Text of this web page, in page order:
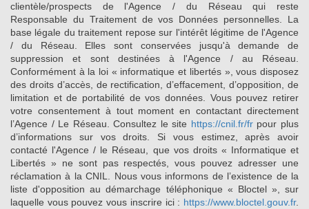
clientèle/prospects de l'Agence / du Réseau qui reste
Responsable du Traitement de vos Données personnelles. La
base légale du traitement repose sur l'intérêt légitime de l'Agence
/ du Réseau. Elles sont conservées jusqu'à demande de
suppression et sont destinées à l'Agence / au Réseau.
Conformément à la loi « informatique et libertés », vous disposez
des droits d’accès, de rectification, d’effacement, d’opposition, de
limitation et de portabilité de vos données. Vous pouvez retirer
votre consentement à tout moment en contactant directement
l’Agence / Le Réseau. Consultez le site https://cnil.fr/frpour plus
d’informations sur vos droits. Si vous estimez, après avoir
contacté l'Agence / le Réseau, que vos droits « Informatique et
Libertés » ne sont pas respectés, vous pouvez adresser une
réclamation à la CNIL. Nous vous informons de l’existence de la
liste d'opposition au démarchage téléphonique « Bloctel », sur
laquelle vous pouvez vous inscrire ici : https://www.bloctel.gouv.fr.